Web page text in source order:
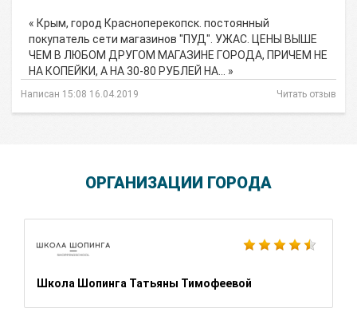
« Крым, город Красноперекопск. постоянный
покупатель сети магазинов "ПУД". УЖАС. ЦЕНЫ ВЫШЕ
ЧЕМ В ЛЮБОМ ДРУГОМ МАГАЗИНЕ ГОРОДА, ПРИЧЕМ НЕ
НА КОПЕЙКИ, А НА 30-80 РУБЛЕЙ НА… »
Написан 15:08 16.04.2019 Читать отзыв
ОРГАНИЗАЦИИ ГОРОДА
Школа Шопинга Татьяны Тимофеевой